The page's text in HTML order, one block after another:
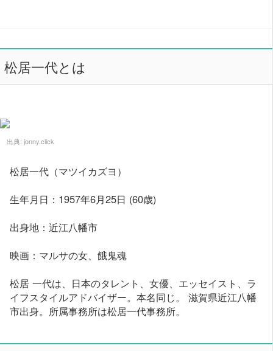
松居一代とは
出典: jonny.click
松居一代（マツイカズヨ）
生年月日：1957年6月25日 (60歳)
出身地：近江八幡市
映画：マルサの女、餓鬼魂
松居 一代は、日本のタレント、女優、エッセイスト、ラ
イフスタイルアドバイザー。本名同じ。 滋賀県近江八幡
市出身。所属事務所は松居一代事務所。